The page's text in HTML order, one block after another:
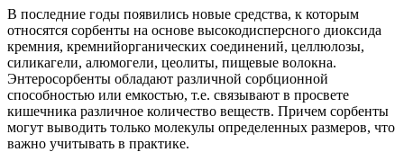
В последние годы появились новые средства, к которым
относятся сорбенты на основе высокодисперсного диоксида
кремния, кремнийорганических соединений, целлюлозы,
силикагели, алюмогели, цеолиты, пищевые волокна.
Энтеросорбенты обладают различной сорбционной
способностью или емкостью, т.е. связывают в просвете
кишечника различное количество веществ. Причем сорбенты
могут выводить только молекулы определенных размеров, что
важно учитывать в практике.